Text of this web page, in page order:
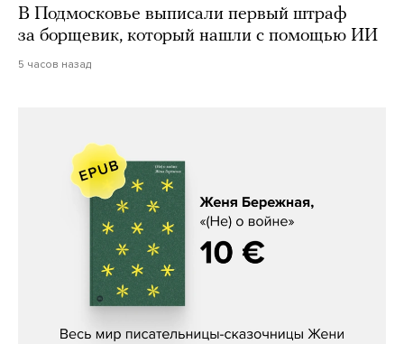
В Подмосковье выписали первый штраф
за борщевик, который нашли с помощью ИИ
5 часов назад
Женя Бережная, «(Не) о войне»